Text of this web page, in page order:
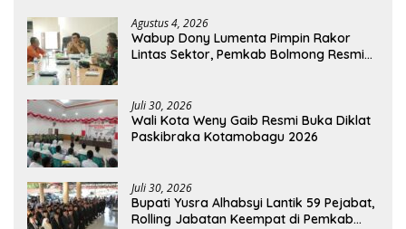
Agustus 4, 2026
Wabup Dony Lumenta Pimpin Rakor
Lintas Sektor, Pemkab Bolmong Resmi
Juli 30, 2026
Wali Kota Weny Gaib Resmi Buka Diklat
Paskibraka Kotamobagu 2026
Juli 30, 2026
Bupati Yusra Alhabsyi Lantik 59 Pejabat,
Rolling Jabatan Keempat di Pemkab